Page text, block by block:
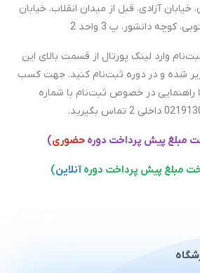
خیابان آزادی، قبل از میدان انقلاب، خیابان
کوچه دانشور، پ 3 واحد 2
وارد لینک پورتال از قسمت بالای این
شده و در دوره ثبت‌نام کنید. جهت کسب
راهنمایی در خصوص ثبت‌نام با شماره
مبلغ پیش پرداخت دورهحضوری)
مبلغ پیش پرداخت دوره آنلاین)